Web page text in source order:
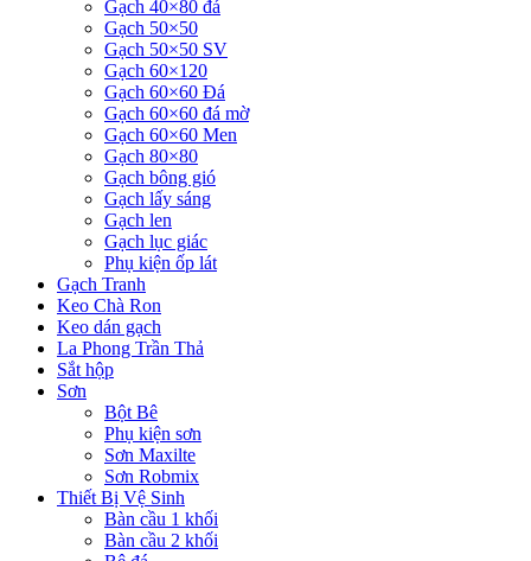
Gạch 40×80 đá
Gạch 50×50
Gạch 50×50 SV
Gạch 60×120
Gạch 60×60 Đá
Gạch 60×60 đá mờ
Gạch 60×60 Men
Gạch 80×80
Gạch bông gió
Gạch lấy sáng
Gạch len
Gạch lục giác
Phụ kiện ốp lát
Gạch Tranh
Keo Chà Ron
Keo dán gạch
La Phong Trần Thả
Sắt hộp
Sơn
Bột Bê
Phụ kiện sơn
Sơn Maxilte
Sơn Robmix
Thiết Bị Vệ Sinh
Bàn cầu 1 khối
Bàn cầu 2 khối